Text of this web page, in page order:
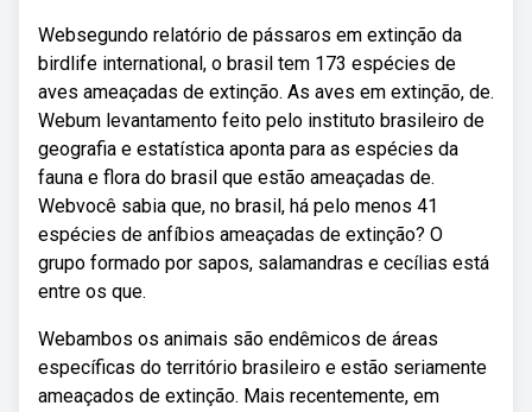
Websegundo relatório de pássaros em extinção da
birdlife international, o brasil tem 173 espécies de
aves ameaçadas de extinção. As aves em extinção, de.
Webum levantamento feito pelo instituto brasileiro de
geografia e estatística aponta para as espécies da
fauna e flora do brasil que estão ameaçadas de.
Webvocê sabia que, no brasil, há pelo menos 41
espécies de anfíbios ameaçadas de extinção? O
grupo formado por sapos, salamandras e cecílias está
entre os que.
Webambos os animais são endêmicos de áreas
específicas do território brasileiro e estão seriamente
ameaçados de extinção. Mais recentemente, em